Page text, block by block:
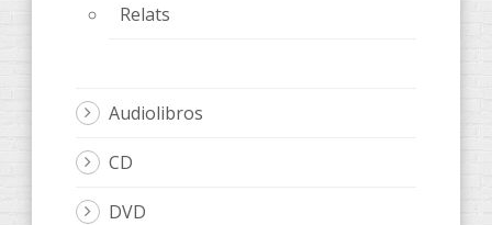
Relats
Audiolibros
CD
DVD